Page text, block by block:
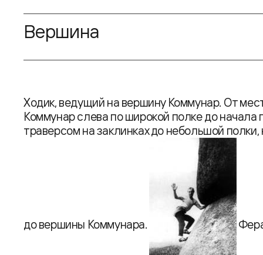
Вершина
Ходик, ведущий на вершину Коммунар. От
Коммунар слева по широкой полке до
траверсом на заклинках до небольшой
до вершины Коммунара.